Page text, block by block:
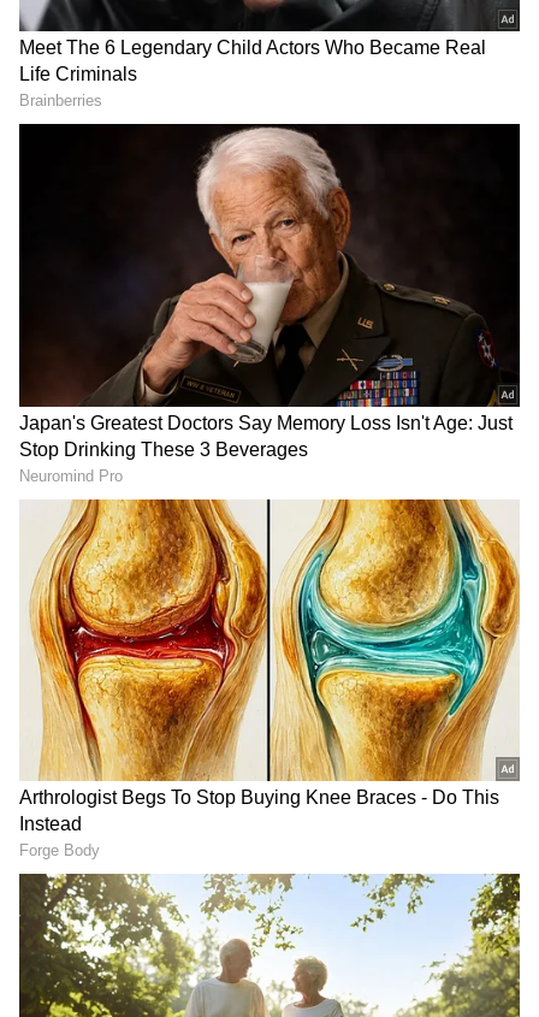
ವೃಷಭ ರಾಶಿ
ಇಂದು, ನಿಮ್ಮ ಗಮನವು ನಿಮ್ಮ ಬಾಕಿ ಇರುವ ಮತ್ತು ಪ್ರಮುಖ
ಕೆಲಸಗಳನ್ನು ಸರಿಯಾಗಿ ಪೂರ್ಣಗೊಳಿಸುವುದರ ಮೇಲೆ
ಇರುತ್ತದೆ. ನಿಮ್ಮ ಕೆಲಸವನ್ನು ಕೆಲಸದಲ್ಲಿ ಪ್ರಶಂಸಿಸಬಹುದು
ಮತ್ತು ನಿಮ್ಮ ಮೇಲಧಿಕಾರಿಗಳು ಪ್ರಭಾವಿತರಾಗುತ್ತಾರೆ.
ಆದಾಗ್ಯೂ, ಸಂಪೂರ್ಣ ಮಾಹಿತಿಯಿಲ್ಲದೆ ಸರ್ಕಾರಿ
ವಿಷಯಗಳಲ್ಲಿ ಯಾವುದೇ ಕ್ರಮಗಳನ್ನು ತೆಗೆದುಕೊಳ್ಳುವುದನ್ನು
ತಪ್ಪಿಸಿ. ಹಳೆಯ ವಿಷಯ ಅಥವಾ ತಪ್ಪನ್ನು
ಬಹಿರಂಗಪಡಿಸುವುದು ನಿಮ್ಮ ಸಂಗಾತಿಯನ್ನು
ಅಸಮಾಧಾನಗೊಳಿಸಬಹುದು, ಆದ್ದರಿಂದ ಪರಿಸ್ಥಿತಿಯನ್ನು
ಬುದ್ಧಿವಂತಿಕೆಯಿಂದ ನಿಭಾಯಿಸಿ.
ಮಿಥುನ ರಾಶಿ
DOWNLOAD APP
RECOMMENDED STORIES
ಗಾಳಿ ಇಲ್ಲದಿದ್ರೂ, ಎಣ್ಣೆ,ಬತ್ತಿ
ಸರಿಯಾಗಿದ್ರೂ ದೀಪ
ಆರುತ್ತಿದೆಯಾ? ಇದು ಯಾವುದರ
ಮುನ್ಸೂಚನೆ ಗೊತ್ತಾ?
ಬದಲಾವಣೆ; 5 ರಾಶಿಗೆ ಇನ್ಮುಂದೆ
ಮುಟ್ಟಿದ್ದೆಲ್ಲಾ ಚಿನ್ನ